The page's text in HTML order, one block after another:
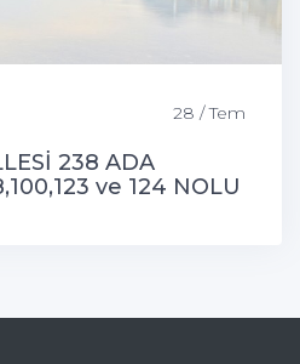
28 / Tem
238 ADA
ve 124 NOLU